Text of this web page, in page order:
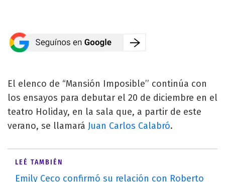
El elenco de “Mansión Imposible’’ continúa con
los ensayos para debutar el 20 de diciembre en el
teatro Holiday, en la sala que, a partir de este
verano, se llamará Juan Carlos Calabró.
LEÉ TAMBIÉN
Emily Ceco confirmó su relación con Roberto